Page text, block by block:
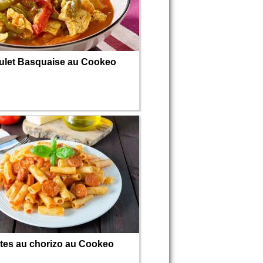
Basquaise au Cookeo
au chorizo au Cookeo